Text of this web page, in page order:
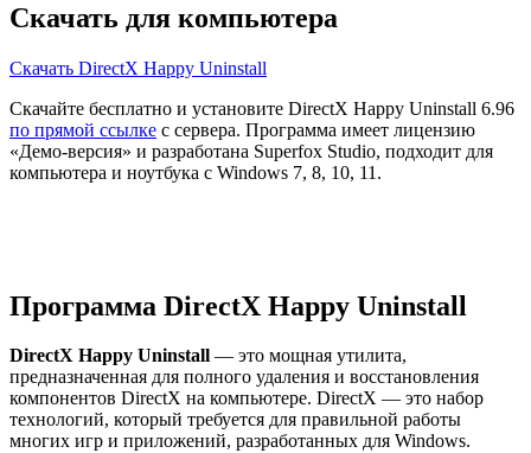
Скачать для компьютера
Скачать DirectX Happy Uninstall
Скачайте бесплатно и установите DirectX Happy Uninstall 6.96
по прямой ссылке с сервера. Программа имеет лицензию
«Демо-версия» и разработана Superfox Studio, подходит для
компьютера и ноутбука с Windows 7, 8, 10, 11.
Программа DirectX Happy Uninstall
DirectX Happy Uninstall — это мощная утилита,
предназначенная для полного удаления и восстановления
компонентов DirectX на компьютере. DirectX — это набор
технологий, который требуется для правильной работы
многих игр и приложений, разработанных для Windows.